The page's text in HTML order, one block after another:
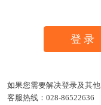
登录
如果您需要解决登录及其
客服热线： 028-86522636